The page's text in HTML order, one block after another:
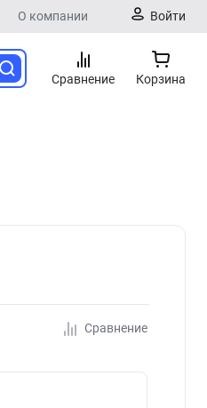
О компании Войти
Сравнение Корзина
Сравнение